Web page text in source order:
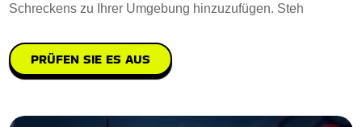
Schreckens zu Ihrer Umgebung hinzuzufügen. Steh
PRÜFEN SIE ES AUS